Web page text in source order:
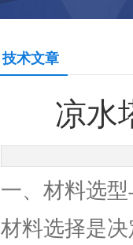
技术文章
凉水
一、材料选
材料选择是